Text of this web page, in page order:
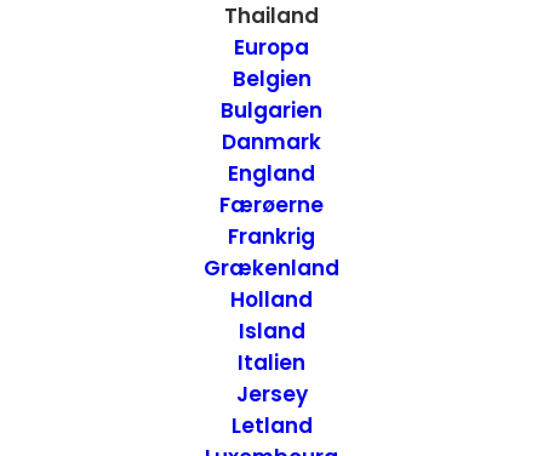
Thailand
Europa
Belgien
Bulgarien
Danmark
England
Færøerne
Frankrig
Grækenland
Holland
Island
Italien
Jersey
Letland
HOTELLER,THAILAND
ONTRIP.DK